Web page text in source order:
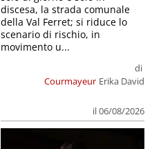
Courmayeur
di
Erika David
il 06/08/2026
discesa, la strada comunale
della Val Ferret; si riduce lo
scenario di rischio, in
movimento u...